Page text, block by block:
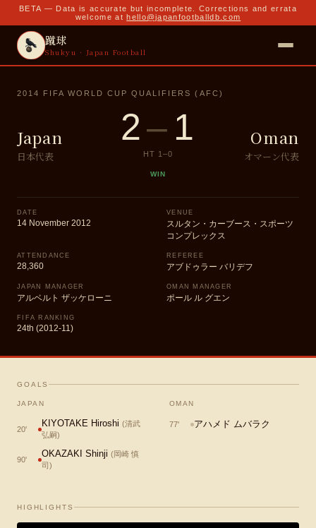
BETA — Data is accurate but incomplete. Corrections and errata
welcome at hello@japanfootballdb.com
蹴球
Shukyu · Japan Football
2014 FIFA WORLD CUP QUALIFIERS (AFC)
Japan
日本代表
2– 1
HT 1 –0
WIN
Oman
オマーン代表
DATE
14 November 2012
VENUE
スルタン・カーブース・スポーツ
コンプレックス
ATTENDANCE
28,360
REFEREE
アブドゥラー バリデフ
JAPAN MANAGER
アルベルト ザッケローニ
OMAN MANAGER
ポール ル グエン
FIFA RANKING
24th (2012-11)
GOALS
JAPAN
20'
KIYOTAKE Hiroshi (清武
弘嗣)
90'
OKAZAKI Shinji (岡崎 慎
司 )
OMAN
77' アハメド ムバラク
HIGHLIGHTS